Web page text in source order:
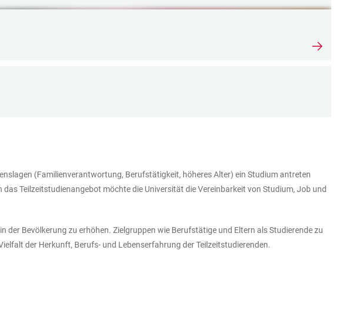
(Familienverantwortung, Berufstätigkeit, höheres Alter) ein Studium antreten
Teilzeitstudienangebot möchte die Universität die Vereinbarkeit von Studium, Job und
Bevölkerung zu erhöhen. Zielgruppen wie Berufstätige und Eltern als Studierende zu
der Herkunft, Berufs- und Lebenserfahrung der Teilzeitstudierenden.